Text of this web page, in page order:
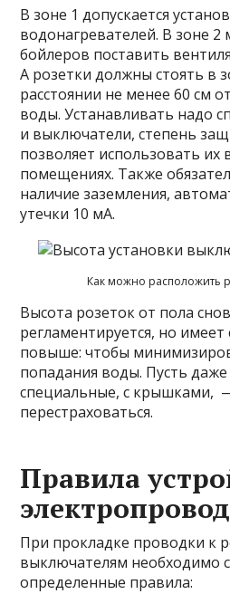
В зоне 1 допускается
водонагревателей. В зоне
бойлеров поставить
А розетки должны стоять в
расстоянии не менее 60 см
воды. Устанавливать надо
и выключатели, степень
позволяет использовать их
помещениях. Также
наличие заземления,
утечки 10 мА.
Как можно расположить
Высота розеток от пола
регламентируется, но
повыше: чтобы
попадания воды. Пусть
специальные, с крышками,
перестраховаться.
Правила
При прокладке проводки к
выключателям необходимо
определенные правила: